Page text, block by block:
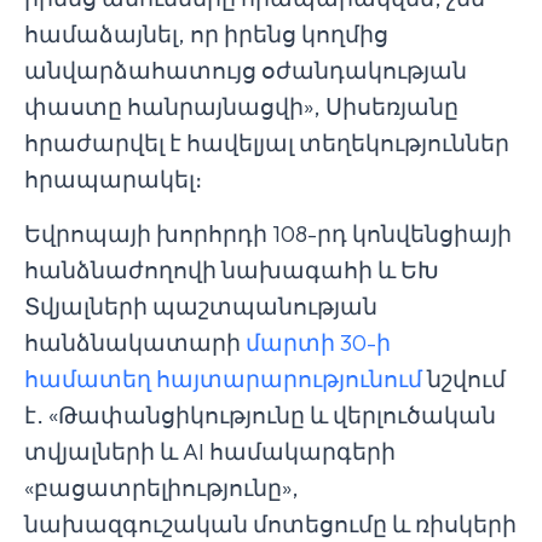
համաձայնել, որ իրենց կողմից
անվարձահատույց օժանդակության
փաստը հանրայնացվի», Սիսեռյանը
հրաժարվել է հավելյալ տեղեկություններ
հրապարակել։
Եվրոպայի խորհրդի 108-րդ կոնվենցիայի
հանձնաժողովի նախագահի և ԵԽ
Տվյալների պաշտպանության
հանձնակատարի մարտի 30-ի
համատեղ հայտարարությունումնշվում
է․ «Թափանցիկությունը և վերլուծական
տվյալների և AI համակարգերի
«բացատրելիությունը»,
նախազգուշական մոտեցումը և ռիսկերի